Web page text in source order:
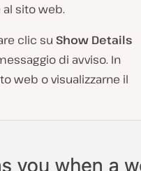
sito web.
clic su Show Details
di avviso. In
web o visualizzarne il